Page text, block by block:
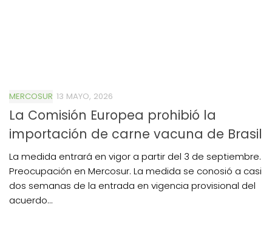
MERCOSUR 13 MAYO, 2026
La Comisión Europea prohibió la
importación de carne vacuna de Brasil
La medida entrará en vigor a partir del 3 de septiembre.
Preocupación en Mercosur. La medida se conosió a casi
dos semanas de la entrada en vigencia provisional del
acuerdo...